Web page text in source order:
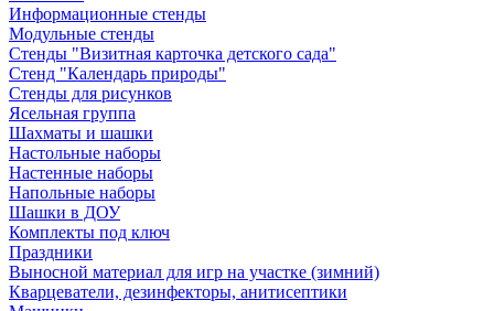
Информационные стенды
Модульные стенды
Стенды "Визитная карточка детского сада"
Стенд "Календарь природы"
Стенды для рисунков
Ясельная группа
Шахматы и шашки
Настольные наборы
Настенные наборы
Напольные наборы
Шашки в ДОУ
Комплекты под ключ
Праздники
Выносной материал для игр на участке (зимний)
Кварцеватели, дезинфекторы, анитисептики